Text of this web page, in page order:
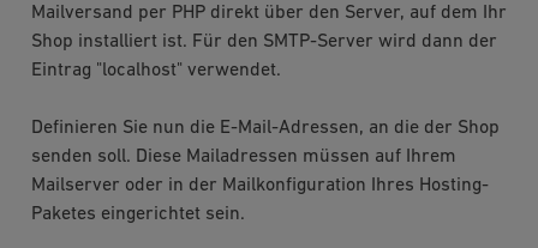
Mailversand per PHP direkt über den Server, auf dem Ihr
Shop installiert ist. Für den SMTP-Server wird dann der
Eintrag "localhost" verwendet.
Definieren Sie nun die E-Mail-Adressen, an die der Shop
senden soll. Diese Mailadressen müssen auf Ihrem
Mailserver oder in der Mailkonfiguration Ihres Hosting-
Paketes eingerichtet sein.